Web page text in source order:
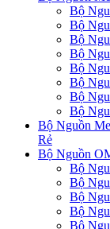
Bộ
Bộ
Bộ
Bộ
Bộ
Bộ
Bộ
Bộ
Bộ Nguồn
Rẻ
Bộ Nguồn
Bộ
Bộ
Bộ
Bộ
Bộ